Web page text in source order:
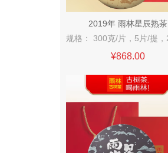
2019年 雨林星辰熟茶
¥868.00